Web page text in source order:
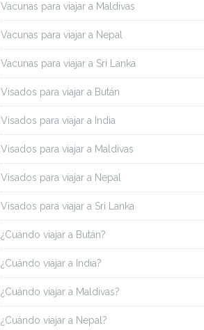
Vacunas para viajar a Maldivas
Vacunas para viajar a Nepal
Vacunas para viajar a Sri Lanka
Visados para viajar a Bután
Visados para viajar a India
Visados para viajar a Maldivas
Visados para viajar a Nepal
Visados para viajar a Sri Lanka
¿Cuándo viajar a Bután?
¿Cuándo viajar a India?
¿Cuándo viajar a Maldivas?
¿Cuándo viajar a Nepal?